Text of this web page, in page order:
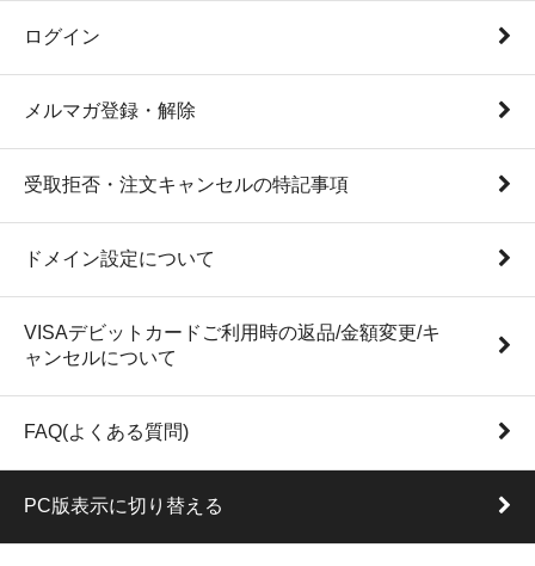
ログイン
メルマガ登録・解除
受取拒否・注文キャンセルの特記事項
ドメイン設定について
VISAデビットカードご利用時の返品/金額変更/キ
ャンセルについて
FAQ(よくある質問)
PC版表示に切り替える